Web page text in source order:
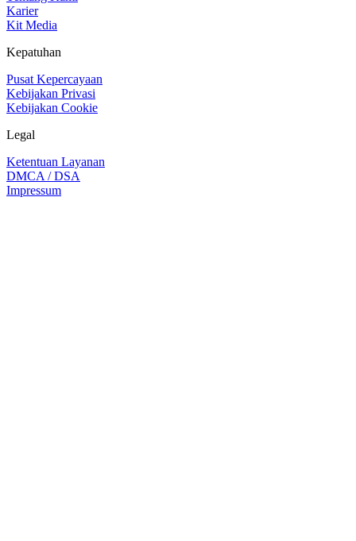
Karier
Kit Media
Kepatuhan
Pusat Kepercayaan
Kebijakan Privasi
Kebijakan Cookie
Legal
Ketentuan Layanan
DMCA / DSA
Impressum